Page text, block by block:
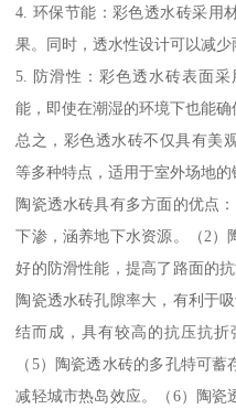
4. 环保节能：彩色透水砖采用
果。同时，透水性设计可以减少
5. 防滑性：彩色透水砖表面
能，即使在潮湿的环境下也能确
总之，彩色透水砖不仅具有美
等多种特点，适用于室外场地的
陶瓷透水砖具有多方面的优点
下渗，涵养地下水资源。（2）
好的防滑性能，提高了路面的
陶瓷透水砖孔隙率大，有利于
结而成，具有较高的抗压抗折
（5）陶瓷透水砖的多孔特可
减轻城市热岛效应。（6）陶瓷